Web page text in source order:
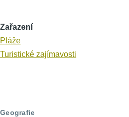
Zařazení
Pláže
Turistické zajímavosti
Geografie